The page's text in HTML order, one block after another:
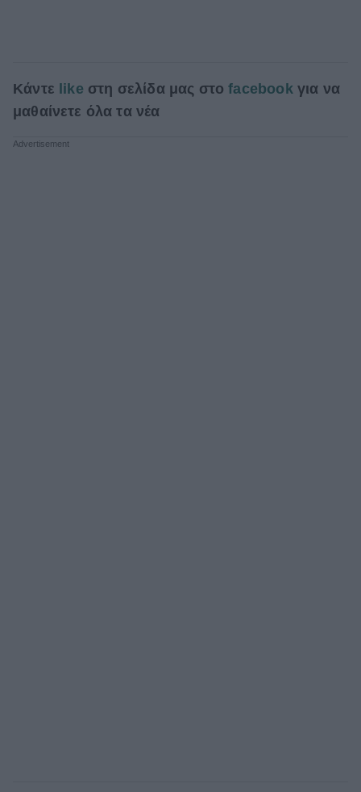
Kάντε like στη σελίδα μας στοfacebook για να
μαθαίνετε όλα τα νέα